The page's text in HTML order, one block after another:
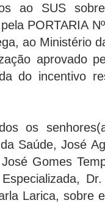
ao SUS
PORTARIA
ao Ministério
aprovado
do incentivo
os
Saúde, José
Gomes
Larica, sobre